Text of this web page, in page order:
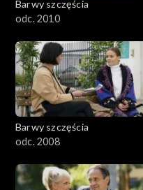
Barwy szczęścia
odc. 2010
Barwy szczęścia
odc. 2008